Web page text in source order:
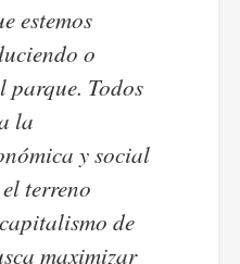
estemos
o
parque. Todos
la
y social
terreno
de
maximizar